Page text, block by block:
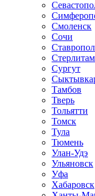
Смоленск
Сочи
Сургут
Тамбов
Тверь
Тольятти
Томск
Тула
Тюмень
Улан-Удэ
Ульяновск
Уфа
Хабаровск